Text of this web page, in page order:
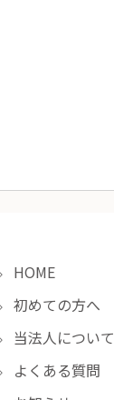
HOME
初めての方へ
当法人について
よくある質問